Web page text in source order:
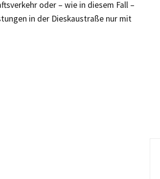
oder – wie in diesem Fall –
in der Dieskaustraße nur mit